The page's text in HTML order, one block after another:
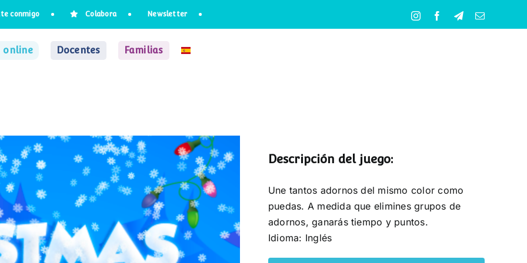
conmigo Colabora Newsletter InstagramFacebookTelegramCorreo
online Docentes Familias
Descripción del juego:
Une tantos adornos del mismo color como
puedas. A medida que elimines grupos de
adornos, ganarás tiempo y puntos.
Idioma: Inglés